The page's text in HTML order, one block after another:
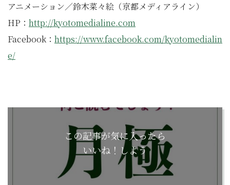
アニメーション／鈴木菜々絵（京都メディアライン）
HP： http://kyotomedialine.com
Facebook： https://www.facebook.com/kyotomedialin
e/
この記事が気に入ったら
いいね！しよう